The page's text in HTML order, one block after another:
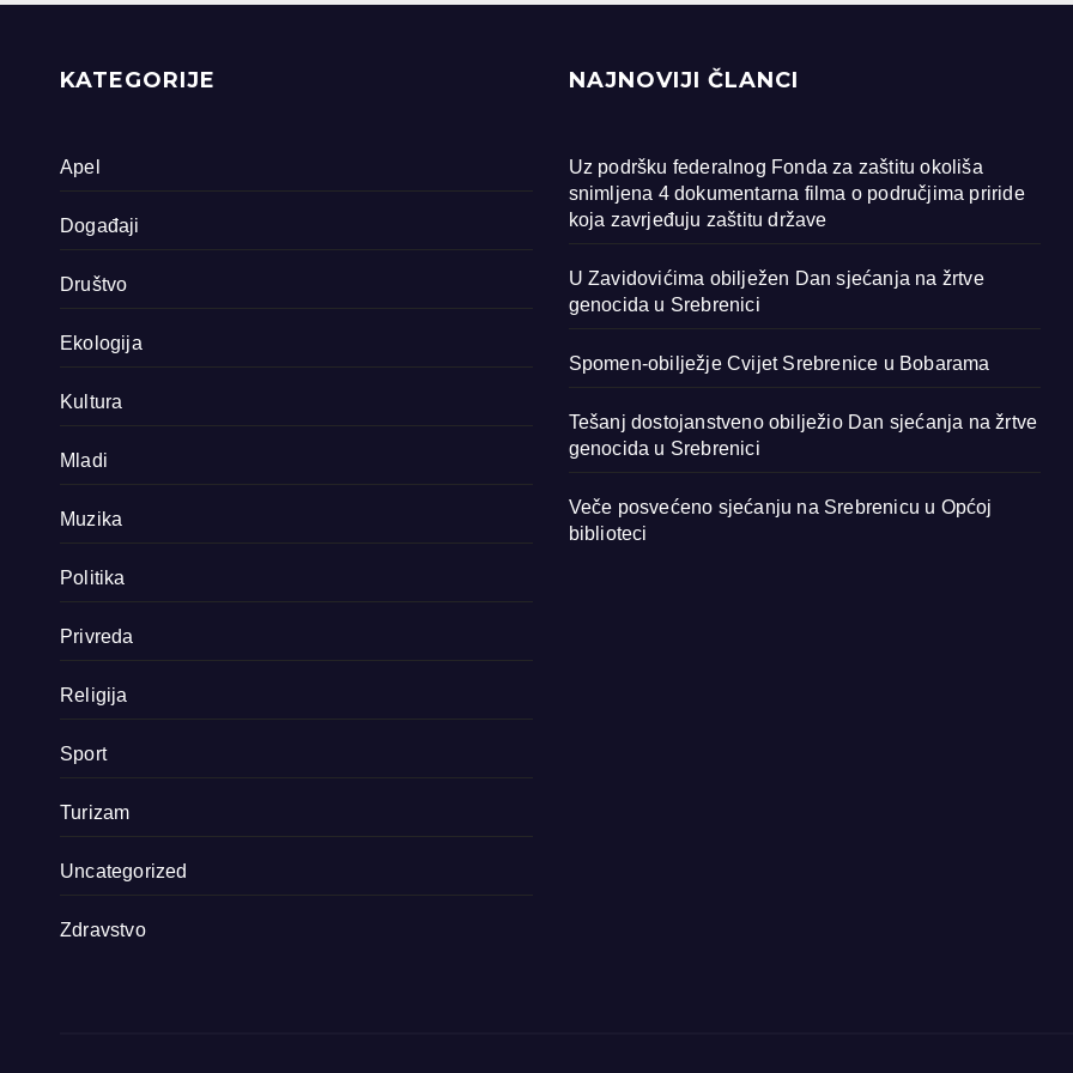
priride koja
države
KATEGORIJE
Apel
Događaji
Društvo
Ekologija
Kultura
Mladi
Muzika
Politika
Privreda
Religija
Sport
Turizam
Uncategorized
Zdravstvo
NAJNOVIJI ČLANCI
Uz podršku federalnog Fonda za zaštitu okoliša
snimljena 4 dokumentarna filma o područjima priride
koja zavrjeđuju zaštitu države
U Zavidovićima obilježen Dan sjećanja na žrtve
genocida u Srebrenici
Spomen-obilježje Cvijet Srebrenice u Bobarama
Tešanj dostojanstveno obilježio Dan sjećanja na žrtve
genocida u Srebrenici
Veče posvećeno sjećanju na Srebrenicu u Općoj
biblioteci